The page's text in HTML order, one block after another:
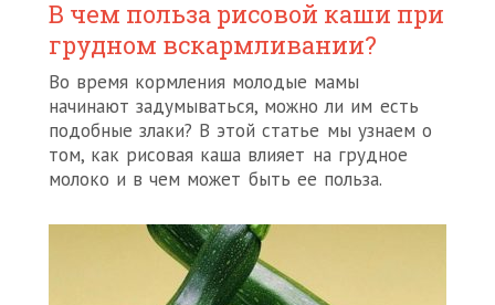
В чем польза рисовой каши при
грудном вскармливании?
Во время кормления молодые мамы
начинают задумываться, можно ли им есть
подобные злаки? В этой статье мы узнаем о
том, как рисовая каша влияет на грудное
молоко и в чем может быть ее польза.